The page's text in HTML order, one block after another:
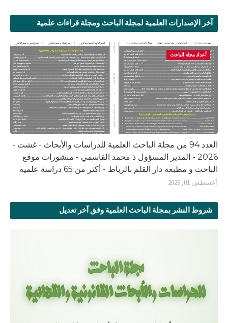
آخر الإصدارات العلمية لمجلة الباحث ومجلة قراءات علمية
أعداد مجلة الباحث
العدد 94 من مجلة الباحث العلمية للدراسات والأبحاث - غشت -
2026 - المدير المسؤول ذ محمد القاسمي - منشورات موقع
الباحث و مطبعة دار القلم بالرباط - أكثر من 65 دراسة علمية
أغسطس 01, 2026
شروط النشر بمجلة الباحث العلمية وفق آخر تعديل